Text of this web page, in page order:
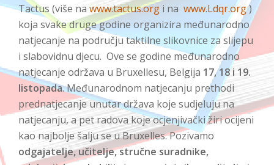
Tactus (više na www.tactus.org i na www.Ldqr.org)
koja svake druge godine organizira međunarodno
natjecanje na području taktilne slikovnice za slijepu
i slabovidnu djecu. Ove se godine međunarodno
natjecanje održava u Bruxellesu, Belgija 17, 18 i 19.
listopada. Međunarodnom natjecanju prethodi
prednatjecanje unutar država koje sudjeluju na
natjecanju, a pet radova koje ocjenjivački žiri ocijeni
kao najbolje šalju se u Bruxelles. Pozivamo
odgajatelje, učitelje, stručne suradnike,